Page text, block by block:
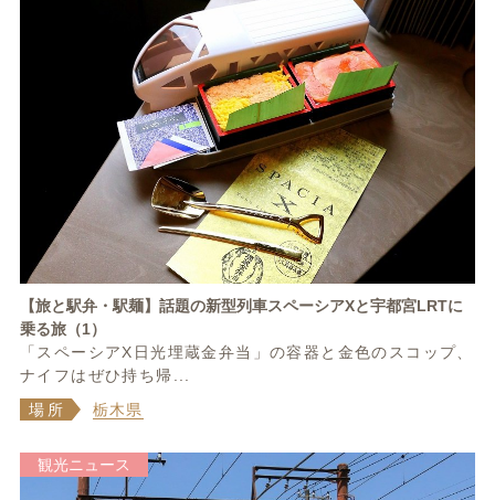
【旅と駅弁・駅麺】話題の新型列車スペーシアXと宇都宮LRTに
乗る旅（1）
「スペーシアX日光埋蔵金弁当」の容器と金色のスコップ、
ナイフはぜひ持ち帰...
場所
栃木県
観光ニュース